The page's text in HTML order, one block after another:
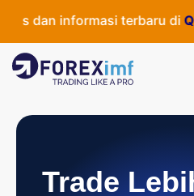
dan informasi terbaru di
Trade